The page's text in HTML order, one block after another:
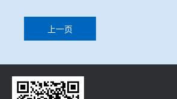
上一页